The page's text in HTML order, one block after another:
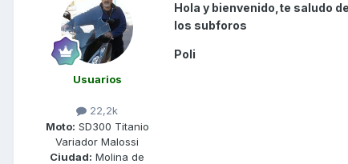
Usuarios
22,2k
Moto: SD300 Titanio
Variador Malossi
Ciudad: Molina de
Hola y bienvenido,te saludo
los subforos
Poli